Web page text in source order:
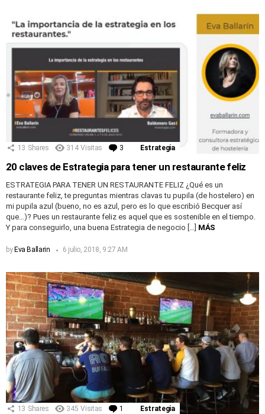
13 Shares 314 Visitas 3 Comentarios
Estrategia
20 claves de Estrategia para tener un restaurante feliz
ESTRATEGIA PARA TENER UN RESTAURANTE FELIZ ¿Qué es un
restaurante feliz, te preguntas mientras clavas tu pupila (de hostelero) en
mi pupila azul (bueno, no es azul, pero es lo que escribió Becquer así
que…)? Pues un restaurante feliz es aquel que es sostenible en el tiempo.
Y para conseguirlo, una buena Estrategia de negocio […] MÁS
by Eva Ballarin 6 julio, 2018, 9:27 AM
13 Shares 345 Visitas 1 Comentario
Estrategia